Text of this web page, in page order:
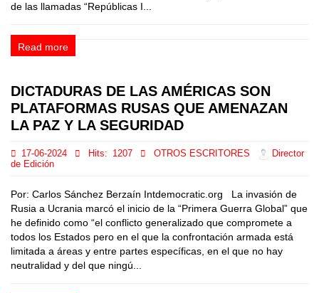
de las llamadas “Repúblicas I...
Read more
DICTADURAS DE LAS AMÉRICAS SON
PLATAFORMAS RUSAS QUE AMENAZAN
LA PAZ Y LA SEGURIDAD
17-06-2024 Hits: 1207 OTROS ESCRITORES
Director
de Edición
Por: Carlos Sánchez Berzaín Intdemocratic.org La invasión de
Rusia a Ucrania marcó el inicio de la “Primera Guerra Global” que
he definido como “el conflicto generalizado que compromete a
todos los Estados pero en el que la confrontación armada está
limitada a áreas y entre partes específicas, en el que no hay
neutralidad y del que ningú...